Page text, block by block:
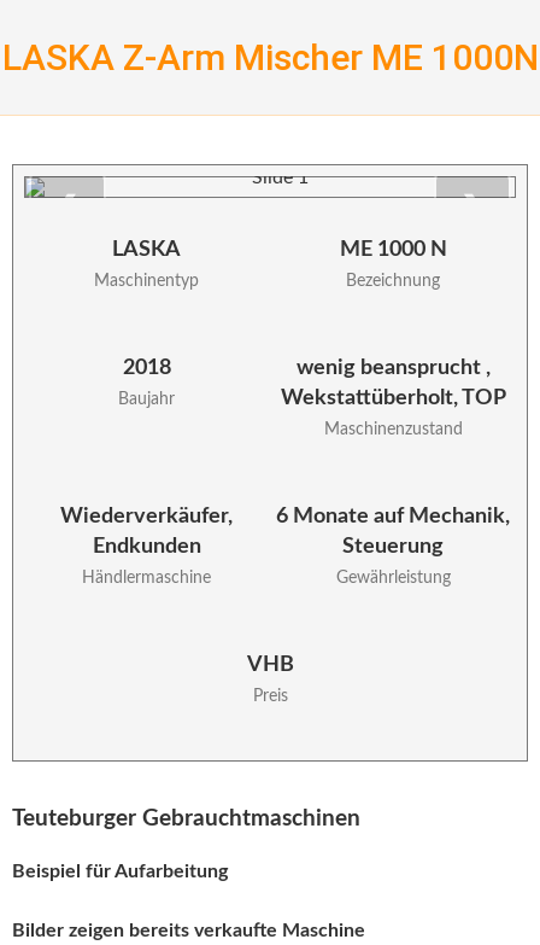
to
content
LASKA Z-Arm Mischer ME 1000N
❮ ❯
LASKA
Maschinentyp
ME 1000 N
Bezeichnung
2018
Baujahr
wenig beansprucht ,
Wekstattüberholt, TOP
Maschinenzustand
Wiederverkäufer,
Endkunden
Händlermaschine
6 Monate auf Mechanik,
Steuerung
Gewährleistung
VHB
Preis
Teuteburger Gebrauchtmaschinen
Beispiel für Aufarbeitung
Bilder zeigen bereits verkaufte Maschine